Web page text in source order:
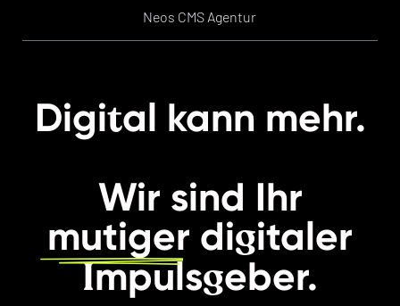
Neos CMS Agentur
Digital kann mehr.
Wir sind Ihr
mutiger digitaler
Impulsgeber.